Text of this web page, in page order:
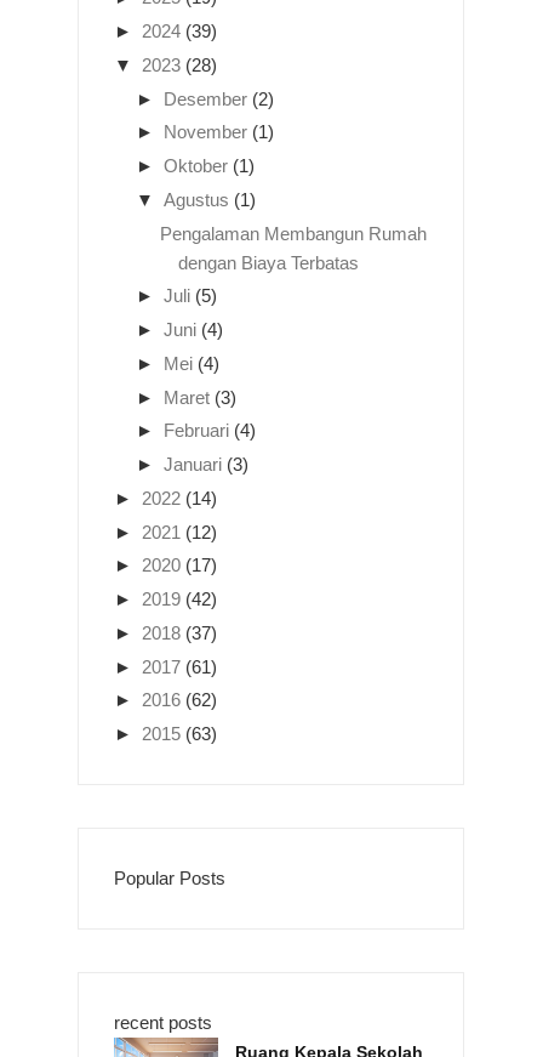
► 2024 (39)
▼
2023 (28)
► Desember (2)
►
November (1)
► Oktober (1)
▼
Agustus (1)
Pengalaman Membangun Rumah
dengan Biaya Terbatas
► Juli (5)
► Juni (4)
► Mei (4)
► Maret (3)
►
Februari (4)
► Januari (3)
► 2022 (14)
► 2021 (12)
► 2020 (17)
► 2019 (42)
► 2018 (37)
► 2017 (61)
► 2016 (62)
► 2015 (63)
Popular Posts
recent posts
Ruang Kepala Sekolah